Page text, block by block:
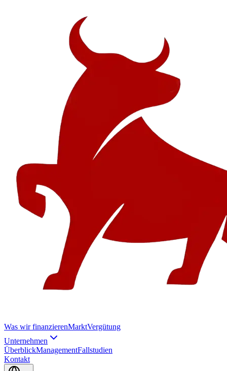
Was wir finanzierenMarktVergütung
Unternehmen
ÜberblickManagementFallstudien
Kontakt